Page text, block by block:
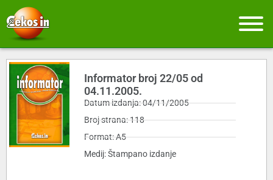
Informator broj 22/05 od
04.11.2005.
Datum izdanja: 04/11/2005
Broj strana: 118
Format: A5
Medij: Štampano izdanje